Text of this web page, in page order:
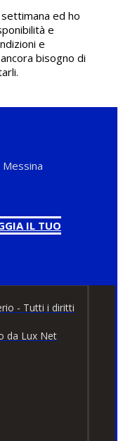
ed ho
e
e
bisogno di
IL TUO
- Tutti i diritti
da Lux Net